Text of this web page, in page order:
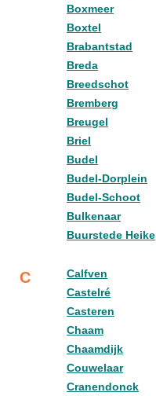
Boxmeer
Boxtel
Brabantstad
Breda
Breedschot
Bremberg
Breugel
Briel
Budel
Budel-Dorplein
Budel-Schoot
Bulkenaar
Buurstede Heike
C
Calfven
Castelré
Casteren
Chaam
Chaamdijk
Couwelaar
Cranendonck